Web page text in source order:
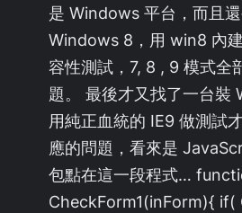
是 Windows 平台，而且
Windows 8，用 win8 內
容性測試，7, 8 , 9 模式全
題。 最後才又找了一台裝
用純正血統的 IE9 做測試
應的問題，看來是
包點在這一段程式…
CheckForm1(inForm){ if(